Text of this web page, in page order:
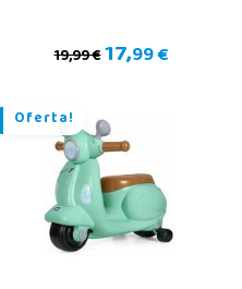
19,99 €17,99 €
Oferta!